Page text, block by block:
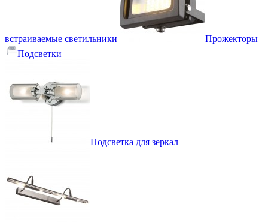
встраиваемые светильники
Прожекторы
Подсветки
Подсветка для зеркал